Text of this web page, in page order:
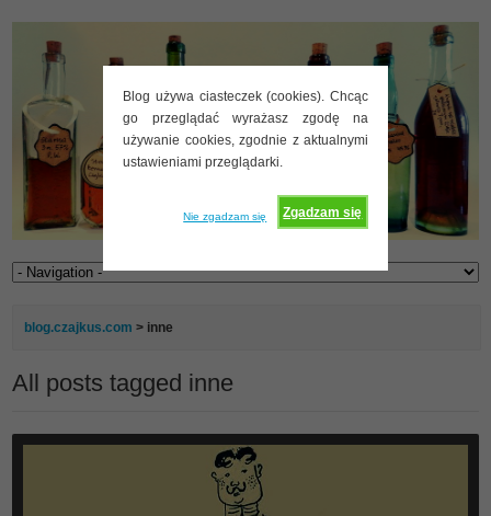
Blog używa ciasteczek (cookies). Chcąc
go przeglądać wyrażasz zgodę na
używanie cookies, zgodnie z aktualnymi
ustawieniami przeglądarki.
Zgadzam się
Nie zgadzam się
blog.czajkus.com > inne
All posts tagged inne